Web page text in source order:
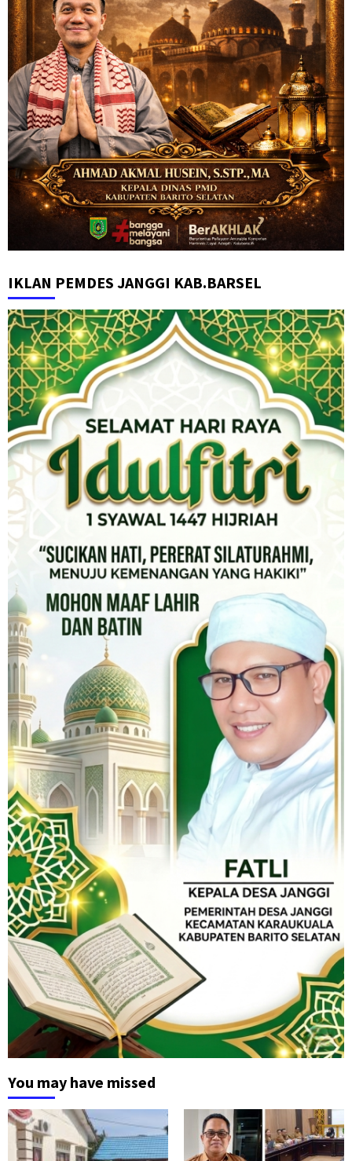
IKLAN PEMDES JANGGI KAB.BARSEL
You may have missed